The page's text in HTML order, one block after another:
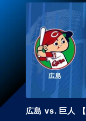
広島 vs. 巨人 【